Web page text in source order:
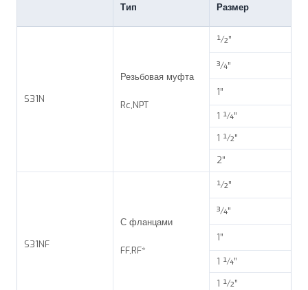
Тип Размер
S31N
Резьбовая муфта
Rc,NPT
½”
¾”
1”
1 ¼”
1 ½”
2”
S31NF
С фланцами
FF,RF*
½”
¾”
1”
1 ¼”
1 ½”